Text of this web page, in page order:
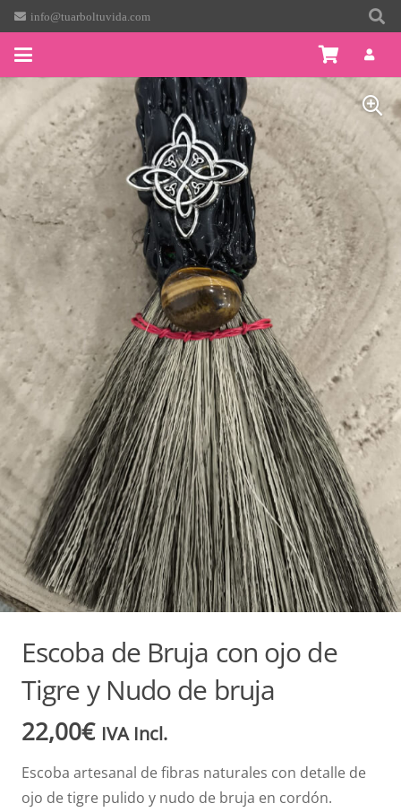
info@tuarboltuvida.com
Escoba de Bruja con ojo de
Tigre y Nudo de bruja
22,00€ IVA Incl.
Escoba artesanal de fibras naturales con detalle de
ojo de tigre pulido y nudo de bruja en cordón.